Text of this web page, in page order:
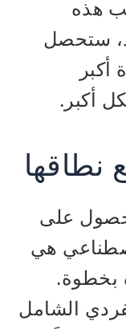
هذه
ستحصل
أكبر
أكبر.
نطاقها
على
هي
بخطوة.
الشامل